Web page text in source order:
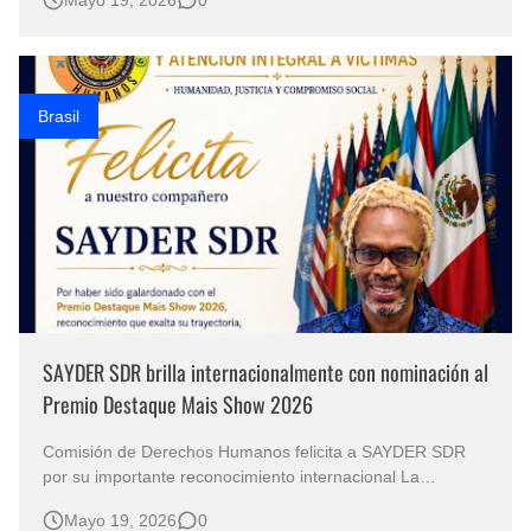
mejor cantante de Brasil en la actualidad, no solo hace
fundamento, una fuerza de la …
Brasil
SAYDER SDR brilla internacionalmente con nominación al
Premio Destaque Mais Show 2026
Comisión de Derechos Humanos felicita a SAYDER SDR
por su importante reconocimiento internacional La
Víctimas de Monterey México felicita con orgullo a nuestro
Mayo 19, 2026 0